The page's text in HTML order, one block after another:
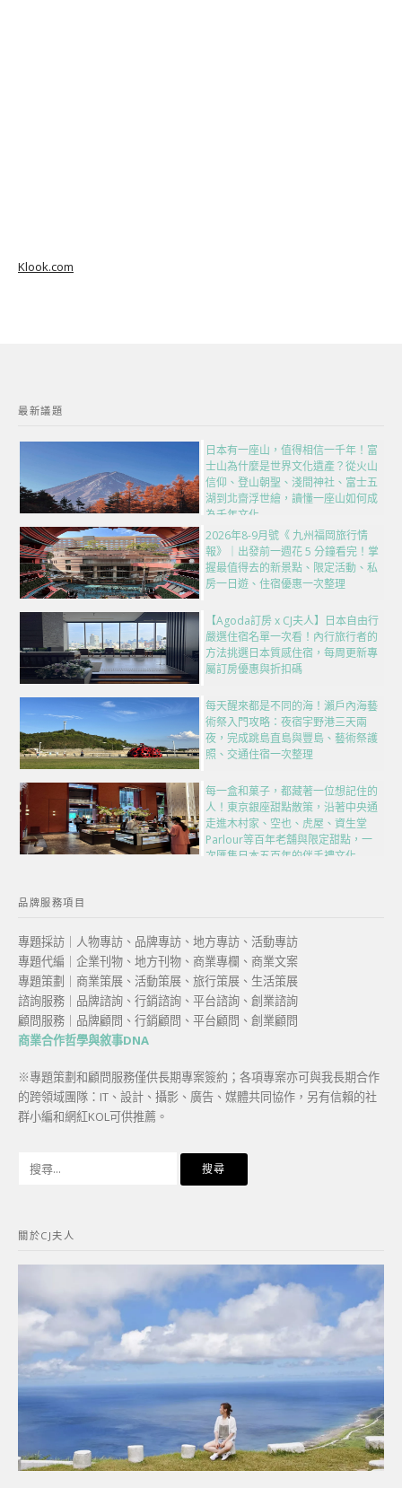
Klook.com
最新議題
日本有一座山，值得相信一千年！富
士山為什麼是世界文化遺產？從火山
信仰、登山朝聖、淺間神社、富士五
湖到北齋浮世繪，讀懂一座山如何成
為千年文化
2026年8-9月號《 九州福岡旅行情
報》｜出發前一週花 5 分鐘看完！掌
握最值得去的新景點、限定活動、私
房一日遊、住宿優惠一次整理
【Agoda訂房 x CJ夫人】日本自由行
嚴選住宿名單一次看！內行旅行者的
方法挑選日本質感住宿，每周更新專
屬訂房優惠與折扣碼
每天醒來都是不同的海！瀨戶內海藝
術祭入門攻略：夜宿宇野港三天兩
夜，完成跳島直島與豐島、藝術祭護
照、交通住宿一次整理
每一盒和菓子，都藏著一位想記住的
人！東京銀座甜點散策，沿著中央通
走進木村家、空也、虎屋、資生堂
Parlour等百年老舖與限定甜點，一
次匯集日本五百年的伴手禮文化
品牌服務項目
專題採訪｜人物專訪、品牌專訪、地方專訪、活動專訪
專題代編｜企業刊物、地方刊物、商業專欄、商業文案
專題策劃｜商業策展、活動策展、旅行策展、生活策展
諮詢服務｜品牌諮詢、行銷諮詢、平台諮詢、創業諮詢
顧問服務｜品牌顧問、行銷顧問、平台顧問、創業顧問
商業合作哲學與敘事DNA
※專題策劃和顧問服務僅供長期專案簽約；各項專案亦可與我長期合作
的跨領域團隊：IT、設計、攝影、廣告、媒體共同協作，另有信賴的社
群小編和網紅KOL可供推薦。
字:
關於CJ夫人